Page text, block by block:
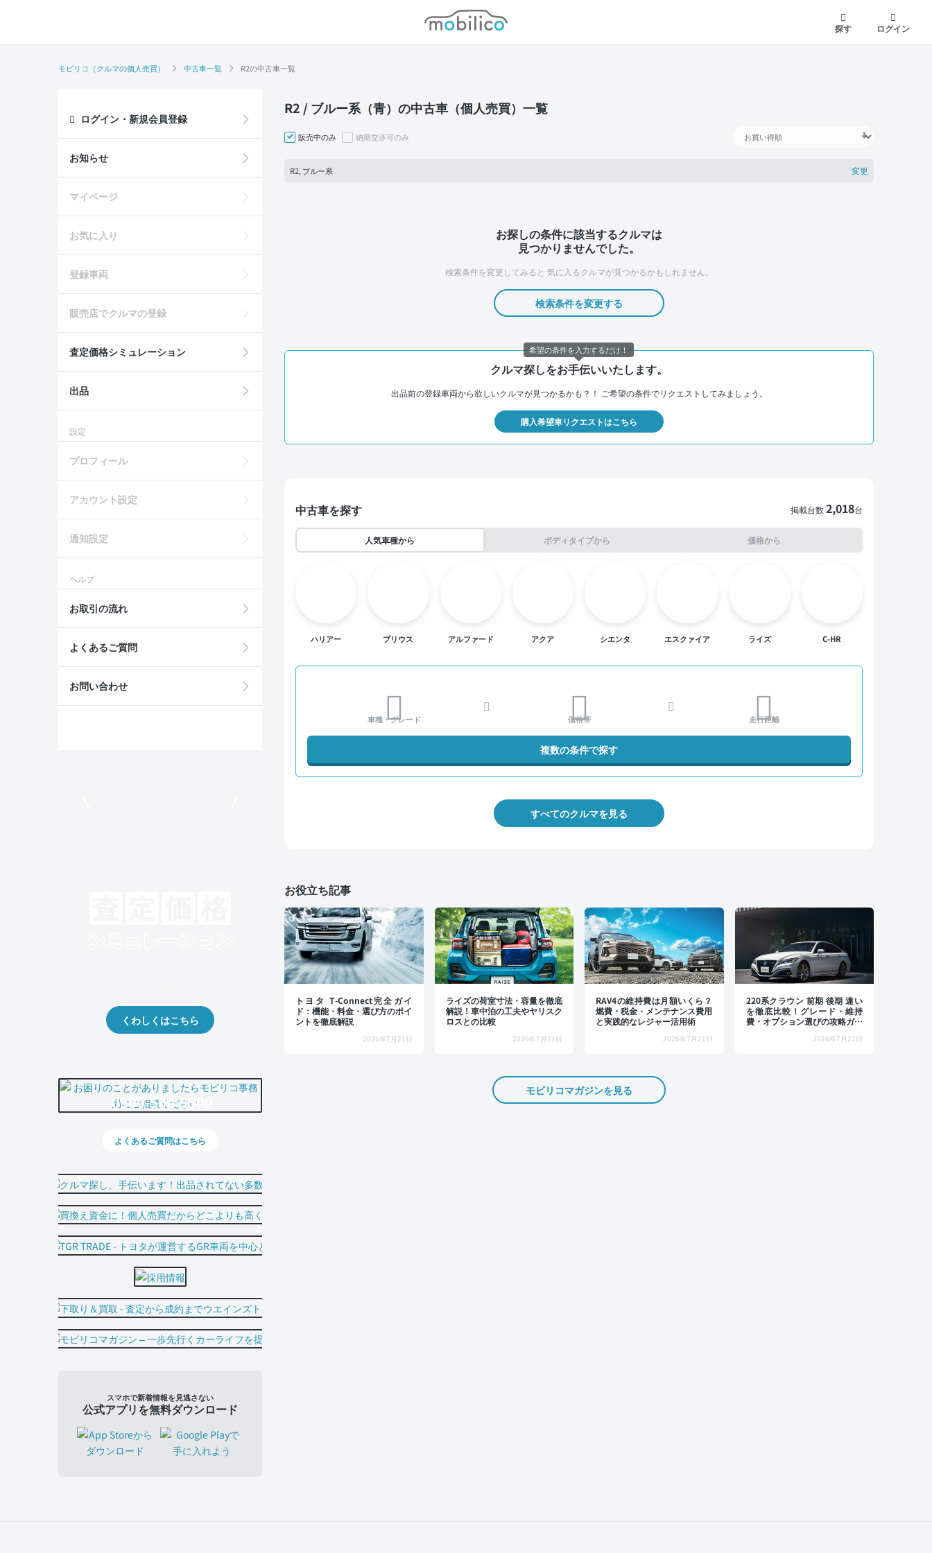
モビリコ
探す
ログイン
モビリコ（クルマの個人売買） 中古車一覧 R2の中古車一覧
R2 / ブルー系（青）の中古車（個人売買）一覧
販売中のみ 納期交渉可のみ
R2, ブルー系 変更
お探しの条件に該当するクルマは
見つかりませんでした。
検索条件を変更してみると 気に入るクルマが見つかるかもしれません。
検索条件を変更する
クルマ探しをお手伝いいたします。
出品前の登録車両から欲しいクルマが見つかるかも？！ ご希望の条件でリクエストしてみましょう。
購入希望車リクエストはこちら
中古車を探す 掲載台数2,018台
人気車種から ボディタイプから 価格から
ハリアー プリウス アルファード アクア シエンタ エスクァイア ライズ C-HR
車種・グレード 価格帯 走行距離
複数の条件で探す
すべてのクルマを見る
お役立ち記事
トヨタ T-Connect完全ガイ
ド：機能・料金・選び方のポイ
ントを徹底解説
2026年7月21日
ライズの荷室寸法・容量を徹底
解説！車中泊の工夫やヤリスク
ロスとの比較
2026年7月21日
RAV4の維持費は月額いくら？
燃費・税金・メンテナンス費用
と実践的なレジャー活用術
2026年7月21日
220系クラウン 前期 後期 違い
を徹底比較！グレード・維持
費・オプション選びの攻略ガイ
2026年7月21日
モビリコマガジンを見る
ログイン・新規会員登録
お知らせ
マイページ
お気に入り
登録車両
販売店でクルマの登録
査定価格シミュレーション
出品
設定
プロフィール
アカウント設定
通知設定
ヘルプ
お取引の流れ
よくあるご質問
お問い合わせ
くわしくはこちら
0800-500-5500
よくあるご質問はこちら
スマホで新着情報を見逃さない
公式アプリを無料ダウンロード
希望の条件を入力するだけ！